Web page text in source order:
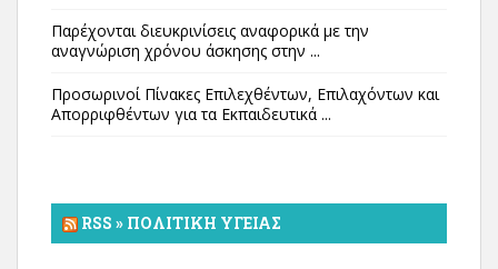
Παρέχονται διευκρινίσεις αναφορικά με την
αναγνώριση χρόνου άσκησης στην ...
Προσωρινοί Πίνακες Επιλεχθέντων, Επιλαχόντων και
Απορριφθέντων για τα Εκπαιδευτικά ...
RSS » ΠΟΛΙΤΙΚΉ ΥΓΕΊΑΣ